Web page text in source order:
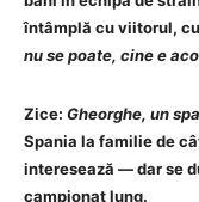
întâmplă cu viitorul,
nu se poate, cine e
Zice: Gheorghe, un
Spania la familie de
interesează — dar se
campionat lung.